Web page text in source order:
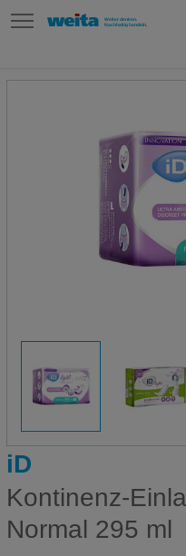
iD
Kontinenz-
Normal 295 ml